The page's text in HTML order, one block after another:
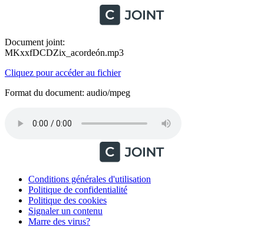
Document joint:
MKxxfDCDZix_acordeón.mp3
Cliquez pour accéder au fichier
Format du document: audio/mpeg
Conditions générales d'utilisation
Politique de confidentialité
Politique des cookies
Signaler un contenu
Marre des virus?